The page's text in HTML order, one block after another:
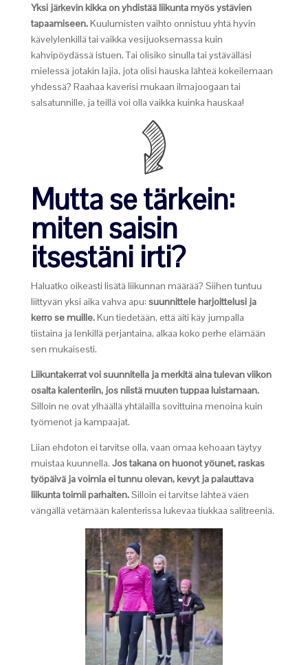
Yksi järkevin kikka on yhdistää liikunta myös ystävien
tapaamiseen.Kuulumisten vaihto onnistuu yhtä hyvin
kävelylenkillä tai vaikka vesijuoksemassa kuin
kahvipöydässä istuen. Tai olisiko sinulla tai ystävälläsi
mielessä jotakin lajia, jota olisi hauska lähteä kokeilemaan
yhdessä? Raahaa kaverisi mukaan ilmajoogaan tai
salsatunnille, ja teillä voi olla vaikka kuinka hauskaa!
Mutta se tärkein:
miten saisin
itsestäni irti?
Haluatko oikeasti lisätä liikunnan määrää? Siihen tuntuu
liittyvän yksi aika vahva apu: suunnittele harjoittelusi ja
kerro se muille.Kun tiedetään, että äiti käy jumpalla
tiistaina ja lenkillä perjantaina, alkaa koko perhe elämään
sen mukaisesti.
Liikuntakerrat voi suunnitella ja merkitä aina tulevan viikon
osalta kalenteriin, jos niistä muuten tuppaa luistamaan.
Silloin ne ovat ylhäällä yhtälailla sovittuina menoina kuin
työmenot ja kampaajat.
Liian ehdoton ei tarvitse olla, vaan omaa kehoaan täytyy
muistaa kuunnella. Jos takana on huonot yöunet, raskas
työpäivä ja voimia ei tunnu olevan, kevyt ja palauttava
liikunta toimii parhaiten.Silloin ei tarvitse lähteä väen
vängällä vetämään kalenterissa lukevaa tiukkaa salitreeniä.